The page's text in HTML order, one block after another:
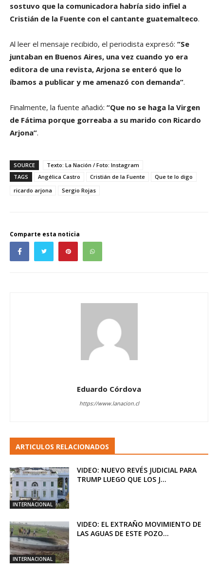
sostuvo que la comunicadora habría sido infiel a
Cristián de la Fuente con el cantante guatemalteco.
Al leer el mensaje recibido, el periodista expresó: “Se
juntaban en Buenos Aires, una vez cuando yo era
editora de una revista, Arjona se enteró que lo
íbamos a publicar y me amenazó con demanda”.
Finalmente, la fuente añadió: “Que no se haga la Virgen
de Fátima porque gorreaba a su marido con Ricardo
Arjona”.
SOURCE
Texto: La Nación / Foto: Instagram
TAGS
Angélica Castro Cristián de la Fuente
Que te lo digo
ricardo arjona
Sergio Rojas
Comparte esta noticia
Eduardo Córdova
https://www.lanacion.cl
ARTICULOS RELACIONADOS
INTERNACIONAL
VIDEO: NUEVO REVÉS JUDICIAL PARA
TRUMP LUEGO QUE LOS J...
INTERNACIONAL
VIDEO: EL EXTRAÑO MOVIMIENTO DE
LAS AGUAS DE ESTE POZO...